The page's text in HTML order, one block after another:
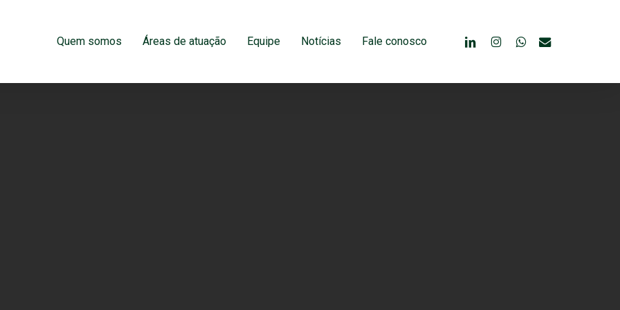
Quem somos Áreas de atuação Equipe Notícias Fale conosco linkedininstagramwhatsapp
email